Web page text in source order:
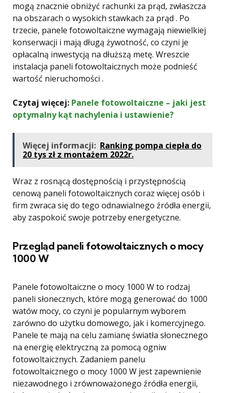
mogą znacznie obniżyć rachunki za prąd, zwłaszcza
na obszarach o wysokich stawkach za prąd . Po
trzecie, panele fotowoltaiczne wymagają niewielkiej
konserwacji i mają długą żywotność, co czyni je
opłacalną inwestycją na dłuższą metę. Wreszcie
instalacja paneli fotowoltaicznych może podnieść
wartość nieruchomości .
Czytaj więcej: Panele fotowoltaiczne – jaki jest
optymalny kąt nachylenia i ustawienie?
Więcej informacji: Ranking pompa ciepła do
20 tys zł z montażem 2022r.
Wraz z rosnącą dostępnością i przystępnością
cenową paneli fotowoltaicznych coraz więcej osób i
firm zwraca się do tego odnawialnego źródła energii,
aby zaspokoić swoje potrzeby energetyczne.
Przegląd paneli fotowoltaicznych o mocy
1000 W
Panele fotowoltaiczne o mocy 1000 W to rodzaj
paneli słonecznych, które mogą generować do 1000
watów mocy, co czyni je popularnym wyborem
zarówno do użytku domowego, jak i komercyjnego.
Panele te mają na celu zamianę światła słonecznego
na energię elektryczną za pomocą ogniw
fotowoltaicznych. Zadaniem panelu
fotowoltaicznego o mocy 1000 W jest zapewnienie
niezawodnego i zrównoważonego źródła energii,